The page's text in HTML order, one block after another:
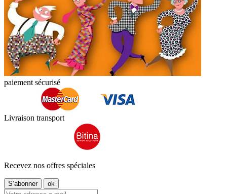
paiement sécurisé
Livraison transport
Recevez nos offres spéciales